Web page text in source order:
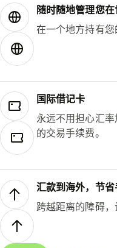
随时随地管理您在
在一个地方持有您
国际借记卡
永远不用担心汇
的交易手续费。
汇款到海外，节省
跨越距离的障碍，